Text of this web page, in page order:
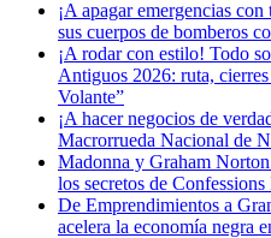
¡A apagar emergencias
sus cuerpos de bomberos
¡A rodar con estilo! Todo
Antiguos 2026: ruta,
Volante”
¡A hacer negocios de
Macrorrueda Nacional de
Madonna y Graham
los secretos de
De Emprendimientos a
acelera la economía negra